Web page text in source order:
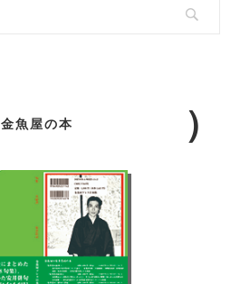
金魚屋の本